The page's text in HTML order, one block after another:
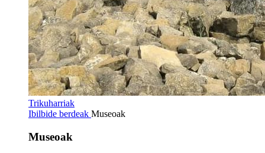
Trikuharriak
Ibilbide berdeak Museoak
Museoak